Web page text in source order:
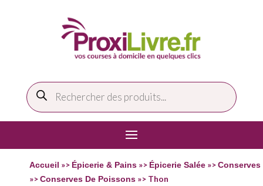
Recherche
de
produits
Accueil »> Épicerie & Pains »> Épicerie Salée »>Conserves
»>Conserves De Poissons »> Thon